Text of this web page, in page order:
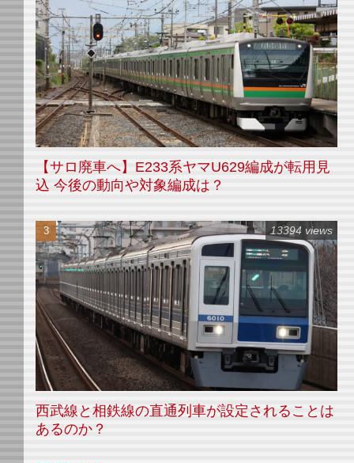
【サロ廃車へ】E233系ヤマU629編成が転用見
込 今後の動向や対象編成は？
西武線と相鉄線の直通列車が設定されることは
あるのか？
13394 views